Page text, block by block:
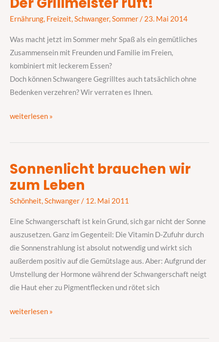
Ernährung, Freizeit,Schwanger,Sommer/ 23. Mai 2014
Was macht jetzt im Sommer mehr Spaß als ein gemütliches
Zusammensein mit Freunden und Familie im Freien,
kombiniert mit leckerem Essen?
Doch können Schwangere Gegrilltes auch tatsächlich ohne
Bedenken verzehren? Wir verraten es Ihnen.
Grillmeister
weiterlesen »
Sonnenlicht brauchen wir
zum Leben
Schönheit,Schwanger/ 12. Mai 2011
Eine Schwangerschaft ist kein Grund, sich gar nicht der Sonne
auszusetzen. Ganz im Gegenteil: Die Vitamin D-Zufuhr durch
die Sonnenstrahlung ist absolut notwendig und wirkt sich
außerdem positiv auf die Gemütslage aus. Aber: Aufgrund der
Umstellung der Hormone während der Schwangerschaft neigt
die Haut eher zu Pigmentflecken und rötet sich
Sonnenlicht
brauchen
Leben
weiterlesen »